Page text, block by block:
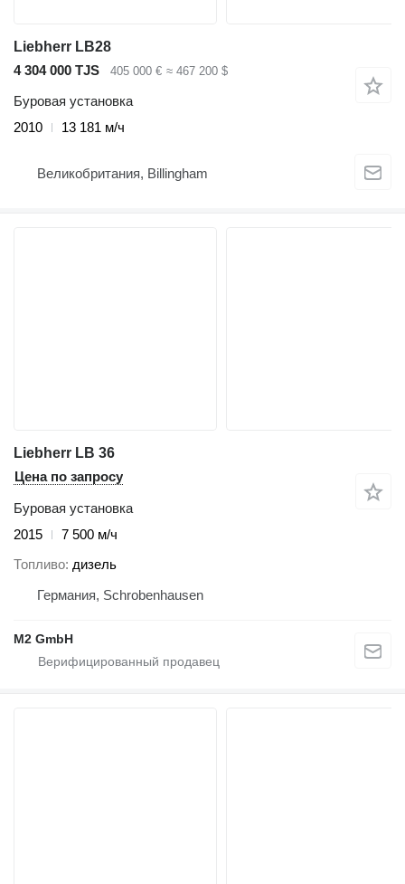
Liebherr LB28
4 304 000 TJS
405 000 € ≈ 467 200 $
Буровая установка
2010
13 181 м/ч
Великобритания, Billingham
Liebherr LB 36
Цена по запросу
Буровая установка
2015
7 500 м/ч
Топливо дизель
Германия, Schrobenhausen
M2 GmbH